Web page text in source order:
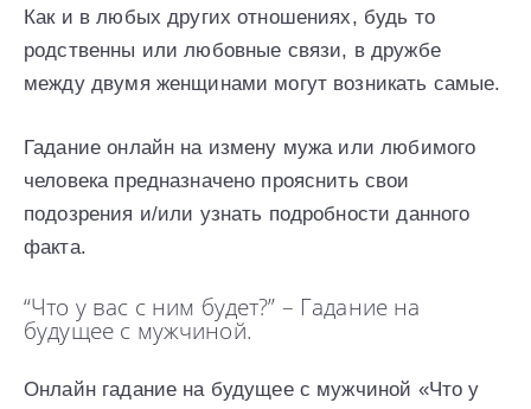
Как и в любых других отношениях, будь то
родственны или любовные связи, в дружбе
между двумя женщинами могут возникать самые.
Гадание онлайн на измену мужа или любимого
человека предназначено прояснить свои
подозрения и/или узнать подробности данного
факта.
“Что у вас с ним будет?” – Гадание на
будущее с мужчиной.
Онлайн гадание на будущее с мужчиной «Что у